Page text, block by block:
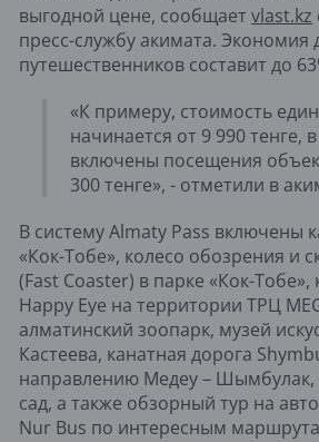
выгодной цене, сообщает vlast.kz
пресс-службу акимата. Экономия
путешественников составит до
«К примеру, стоимость
начинается от 9 990 тенге,
включены посещения
300 тенге», - отметили в
В систему Almaty Pass включены
«Кок-Тобе», колесо обозрения и
(Fast Coaster) в парке «Кок-
Happy Eye на территории ТРЦ
алматинский зоопарк, музей
Кастеева, канатная дорога
направлению Медеу – Шымбулак,
сад, а также обзорный тур на
Nur Bus по интересным